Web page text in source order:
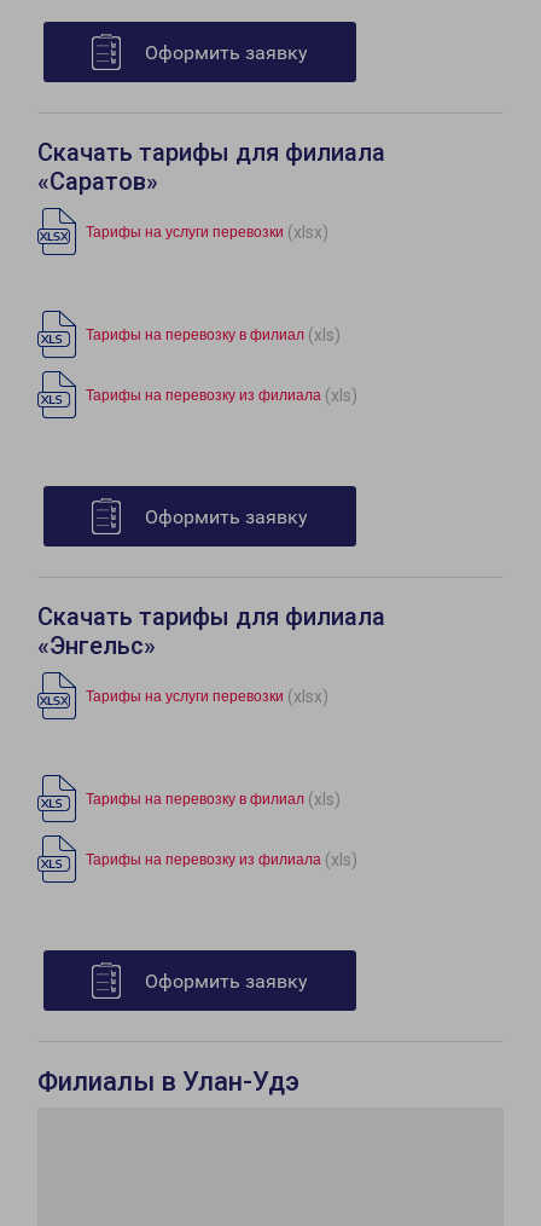
Оформить заявку
Скачать тарифы для филиала
«Саратов»
Тарифы на услуги перевозки (xlsx)
Тарифы на перевозку в филиал (xls)
Тарифы на перевозку из филиала (xls)
Оформить заявку
Скачать тарифы для филиала
«Энгельс»
Тарифы на услуги перевозки (xlsx)
Тарифы на перевозку в филиал (xls)
Тарифы на перевозку из филиала (xls)
Оформить заявку
Филиалы в Улан-Удэ